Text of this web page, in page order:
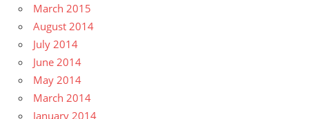
March 2015
August 2014
July 2014
June 2014
May 2014
March 2014
January 2014